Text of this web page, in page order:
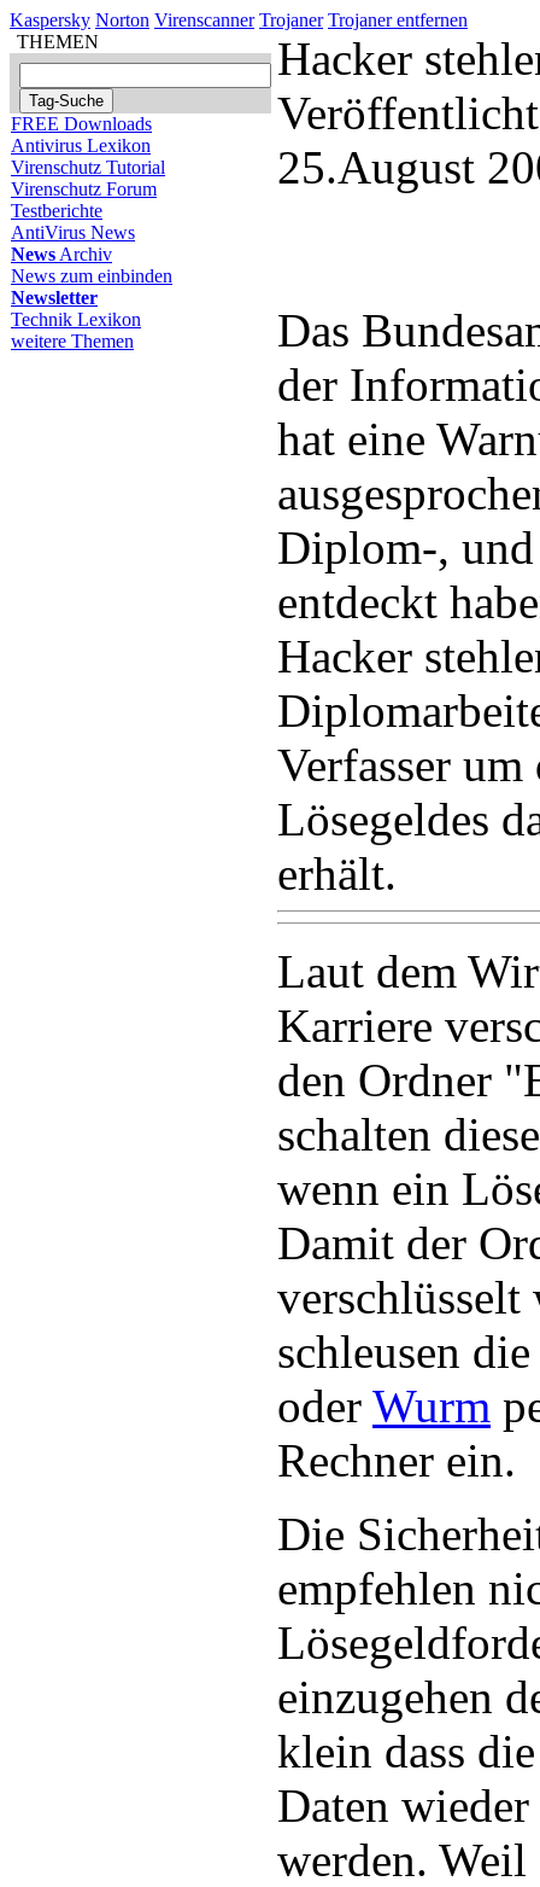
Kaspersky Norton Virenscanner Trojaner Trojaner entfernen
THEMEN
FREE Downloads
Antivirus Lexikon
Virenschutz Tutorial
Virenschutz Forum
Testberichte
AntiVirus News
News Archiv
News zum einbinden
Newsletter
Technik Lexikon
weitere Themen
Hacker
25.August
Das
der
hat eine
Diplom-,
entdeckt
Hacker
Verfasser
Lösegeldes
erhält.
Laut dem
Karriere
den Ordner
schalten
wenn ein
Damit der
verschlüsselt
schleusen
oder Wurm
Rechner ein.
Die
empfehlen
einzugehen
klein dass
Daten
werden.